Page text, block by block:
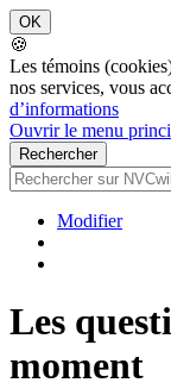
🍪
Les témoins
nos services, vous
d’informations
Ouvrir le menu
Modifier
Les
moment